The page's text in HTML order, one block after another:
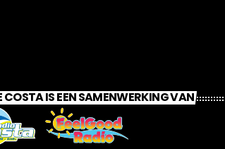
COSTA IS EEN SAMENWERKING VAN